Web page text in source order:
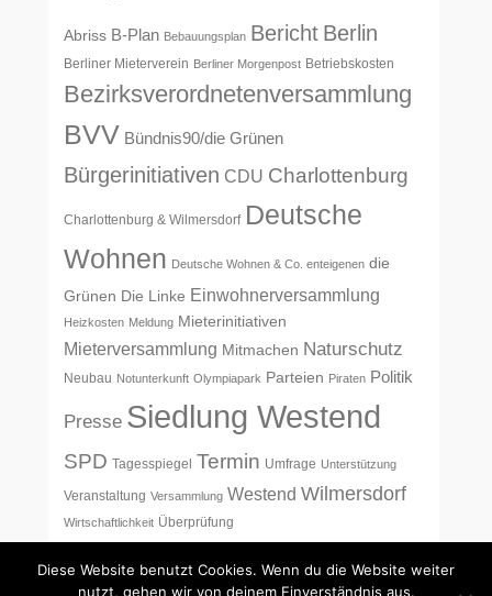
Abriss B-Plan Bebauungsplan Bericht Berlin
Berliner Mieterverein Berliner Morgenpost Betriebskosten
Bezirksverordnetenversammlung
BVV Bündnis90/die Grünen
Bürgerinitiativen CDU Charlottenburg
Charlottenburg & Wilmersdorf Deutsche
Wohnen Deutsche Wohnen & Co. enteigenen die
Grünen Die Linke Einwohnerversammlung
Heizkosten Meldung Mieterinitiativen
Mieterversammlung Mitmachen Naturschutz
Neubau Notunterkunft Olympiapark Parteien Piraten Politik
Presse Siedlung Westend
SPD Tagesspiegel Termin Umfrage Unterstützung
Veranstaltung Versammlung Westend Wilmersdorf
Wirtschaftlichkeit Überprüfung
Diese Website benutzt Cookies. Wenn du die Website weiter
nutzt, gehen wir von deinem Einverständnis aus.